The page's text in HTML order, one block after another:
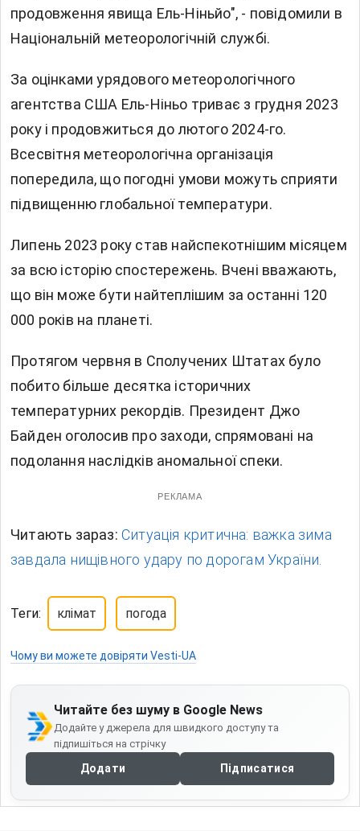
продовження явища Ель-Ніньйо", - повідомили в
Національній метеорологічній службі.
За оцінками урядового метеорологічного
агентства США Ель-Ніньо триває з грудня 2023
року і продовжиться до лютого 2024-го.
Всесвітня метеорологічна організація
попередила, що погодні умови можуть сприяти
підвищенню глобальної температури.
Липень 2023 року став найспекотнішим місяцем
за всю історію спостережень. Вчені вважають,
що він може бути найтеплішим за останні 120
000 років на планеті.
Протягом червня в Сполучених Штатах було
побито більше десятка історичних
температурних рекордів. Президент Джо
Байден оголосив про заходи, спрямовані на
подолання наслідків аномальної спеки.
РЕКЛАМА
Читають зараз: Ситуація критична: важка зима
завдала нищівного удару по дорогам України.
Теги: клімат погода
Чому ви можете довіряти Vesti-UA
Читайте без шуму в Google News
Додайте у джерела для швидкого доступу та
підпишіться на стрічку
Додати Підписатися